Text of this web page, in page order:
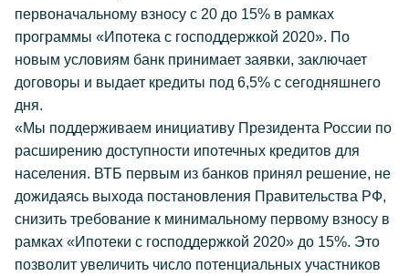
первоначальному взносу с 20 до 15% в рамках
программы «Ипотека с господдержкой 2020». По
новым условиям банк принимает заявки, заключает
договоры и выдает кредиты под 6,5% с сегодняшнего
дня.
«Мы поддерживаем инициативу Президента России по
расширению доступности ипотечных кредитов для
населения. ВТБ первым из банков принял решение, не
дожидаясь выхода постановления Правительства РФ,
снизить требование к минимальному первому взносу в
рамках «Ипотеки с господдержкой 2020» до 15%. Это
позволит увеличить число потенциальных участников